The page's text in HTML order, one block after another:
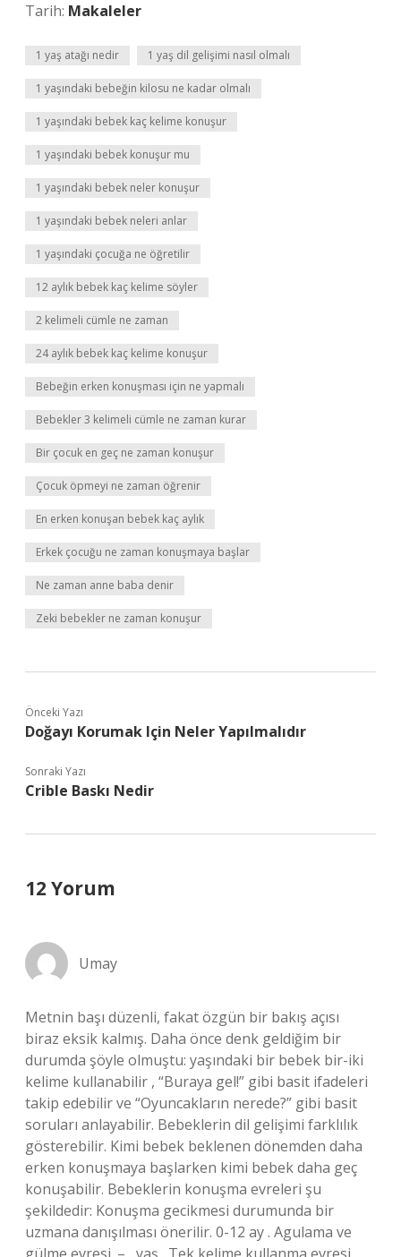
Tarih: Makaleler
1 yaş atağı nedir 1 yaş dil gelişimi nasıl olmalı
1 yaşındaki bebeğin kilosu ne kadar olmalı
1 yaşındaki bebek kaç kelime konuşur
1 yaşındaki bebek konuşur mu
1 yaşındaki bebek neler konuşur
1 yaşındaki bebek neleri anlar
1 yaşındaki çocuğa ne öğretilir
12 aylık bebek kaç kelime söyler
2 kelimeli cümle ne zaman
24 aylık bebek kaç kelime konuşur
Bebeğin erken konuşması için ne yapmalı
Bebekler 3 kelimeli cümle ne zaman kurar
Bir çocuk en geç ne zaman konuşur
Çocuk öpmeyi ne zaman öğrenir
En erken konuşan bebek kaç aylık
Erkek çocuğu ne zaman konuşmaya başlar
Ne zaman anne baba denir
Zeki bebekler ne zaman konuşur
Önceki Yazı
Doğayı Korumak Için Neler Yapılmalıdır
Sonraki Yazı
Crible Baskı Nedir
12 Yorum
Umay
Metnin başı düzenli, fakat özgün bir bakış açısı
biraz eksik kalmış. Daha önce denk geldiğim bir
durumda şöyle olmuştu: yaşındaki bir bebek bir-iki
kelime kullanabilir , “Buraya gel!” gibi basit ifadeleri
takip edebilir ve “Oyuncakların nerede?” gibi basit
soruları anlayabilir. Bebeklerin dil gelişimi farklılık
gösterebilir. Kimi bebek beklenen dönemden daha
erken konuşmaya başlarken kimi bebek daha geç
konuşabilir. Bebeklerin konuşma evreleri şu
şekildedir: Konuşma gecikmesi durumunda bir
uzmana danışılması önerilir. 0-12 ay . Agulama ve